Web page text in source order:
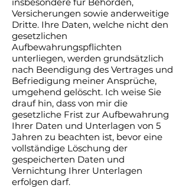
Versicherungen sowie anderweitige
Dritte. Ihre Daten, welche nicht den
gesetzlichen
Aufbewahrungspflichten
unterliegen, werden grundsätzlich
nach Beendigung des Vertrages und
Befriedigung meiner Ansprüche,
umgehend gelöscht. Ich weise Sie
drauf hin, dass von mir die
gesetzliche Frist zur Aufbewahrung
Ihrer Daten und Unterlagen von 5
Jahren zu beachten ist, bevor eine
vollständige Löschung der
gespeicherten Daten und
Vernichtung Ihrer Unterlagen
erfolgen darf.